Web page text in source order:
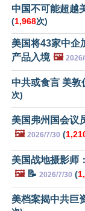
中国不可能超越
(1,968次)
美国将43家中企
产品入境 🖼️
中共或食言 美敦
次)
美国弗州国会议
🖼️ 2026/7/30 (
美国战地摄影师
🖼️📝 2026/7/30 (
美档案揭中共巨